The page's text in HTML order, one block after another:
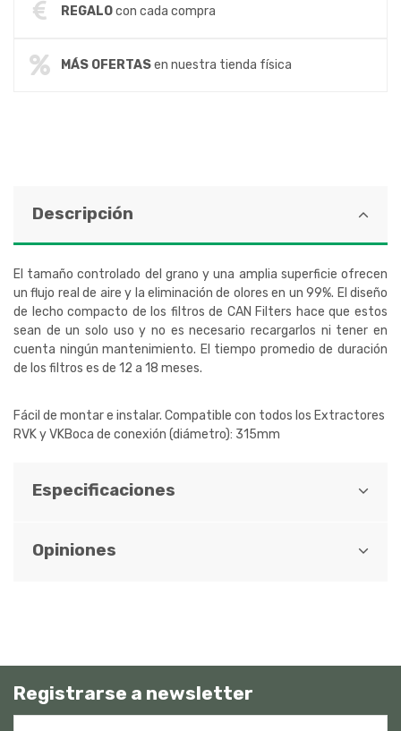
REGALOcon cada compra
MÁS OFERTASen nuestra tienda física
Descripción
El tamaño controlado del grano y una amplia superficie ofrecen
un flujo real de aire y la eliminación de olores en un 99%. El diseño
de lecho compacto de los filtros de CAN Filters hace que estos
sean de un solo uso y no es necesario recargarlos ni tener en
cuenta ningún mantenimiento. El tiempo promedio de duración
de los filtros es de 12 a 18 meses.
Fácil de montar e instalar. Compatible con todos los Extractores
RVK y VKBoca de conexión (diámetro): 315mm
Especificaciones
Opiniones
Registrarse a newsletter